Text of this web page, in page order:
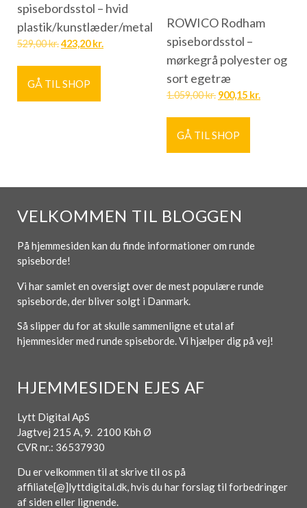
spisebordsstol – hvid
plastik/kunstlæder/metal
529,00kr.423,20kr.
GÅ TIL SHOP
ROWICO Rodham
spisebordsstol –
mørkegrå polyester og
sort egetræ
1.059,00kr. 900,15 kr.
GÅ TIL SHOP
VELKOMMEN TIL BLOGGEN
På hjemmesiden kan du finde informationer om runde
spiseborde!
Vi har samlet en oversigt over de mest populære runde
spiseborde, der bliver solgt i Danmark.
Så slipper du for at skulle sammenligne et utal af
hjemmesider med runde spiseborde. Vi hjælper dig på vej!
HJEMMESIDEN EJES AF
Lytt Digital ApS
Jagtvej 215 A, 9. 2100 Kbh Ø
CVR nr.: 36537930
Du er velkommen til at skrive til os på
affiliate[@]lyttdigital.dk, hvis du har forslag til forbedringer
af siden eller lignende.